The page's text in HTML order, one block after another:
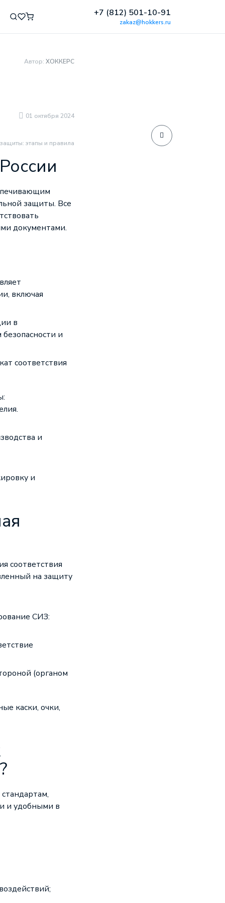
+7 (812) 501-10-91
zakaz@hokkers.ru
Автор: ХОККЕРС
01 октября 2024
этапы и правила
защиты. Все
документами.
включая
в
и
соответствия
и
и
соответствия
на защиту
СИЗ:
(органом
каски, очки,
и удобными в